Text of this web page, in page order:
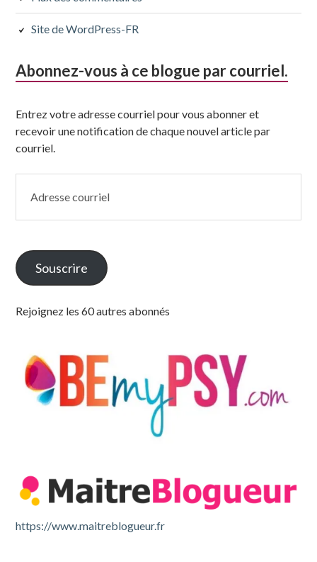
Site de WordPress-FR
Abonnez-vous à ce blogue par courriel.
Entrez votre adresse courriel pour vous abonner et
recevoir une notification de chaque nouvel article par
courriel.
courriel
Souscrire
Rejoignez les 60 autres abonnés
https://www.maitreblogueur.fr